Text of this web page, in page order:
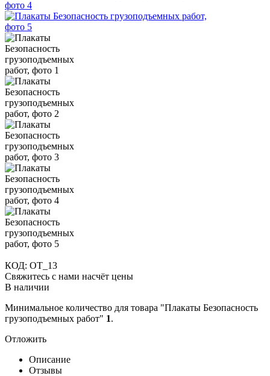
КОД: OT_13
Свяжитесь с нами насчёт цены
В наличии
Минимальное количество для товара "Плакаты Безопасность
грузоподъемных работ" 1.
Отложить
Описание
Отзывы